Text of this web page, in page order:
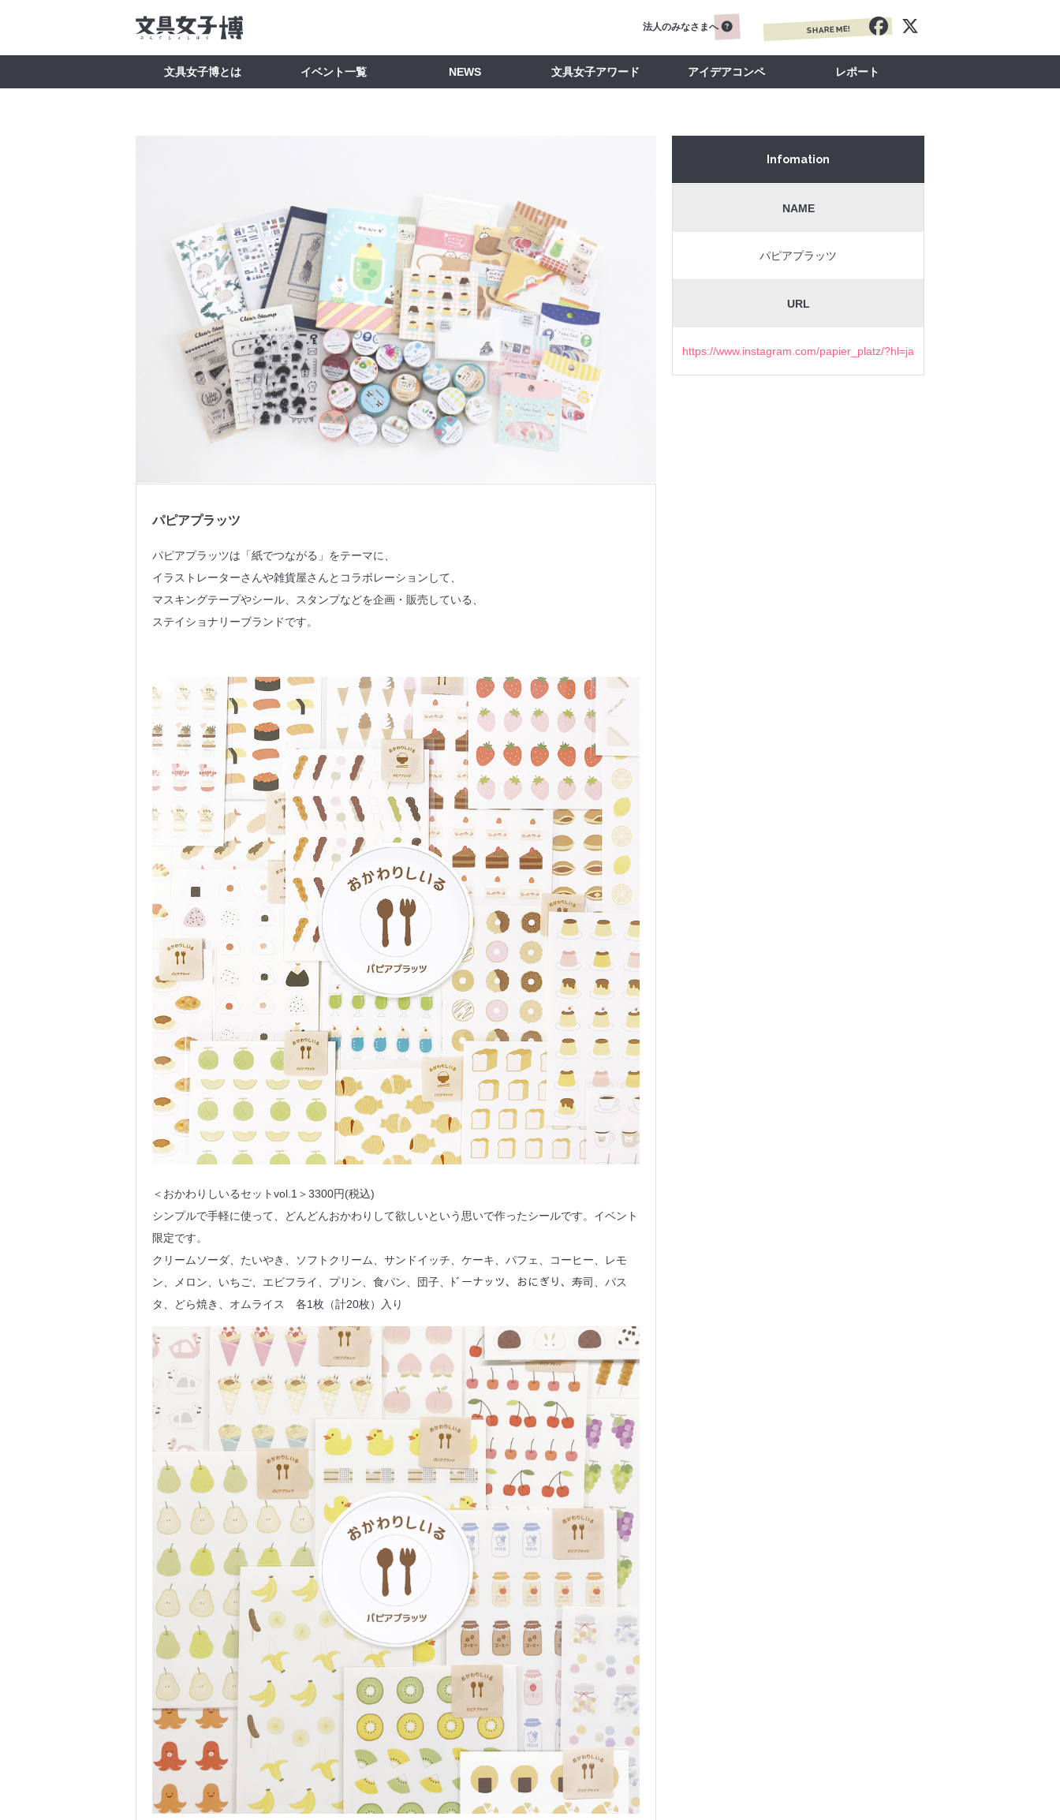
文具女子博とは イベント一覧 NEWS 文具女子アワード アイデアコンペ レポート
法人のみなさまへ SHARE ME!
パピアプラッツ
パピアプラッツは「紙でつながる」をテーマに、
イラストレーターさんや雑貨屋さんとコラボレーションして、
マスキングテープやシール、スタンプなどを企画・販売している、
ステイショナリーブランドです。
＜おかわりしいるセットvol.1＞3300円(税込)
シンプルで手軽に使って、どんどんおかわりして欲しいという思いで作ったシールです。イベント
限定です。
クリームソーダ、たいやき、ソフトクリーム、サンドイッチ、ケーキ、パフェ、コーヒー、レモ
ン、メロン、いちご、エビフライ、プリン、食パン、団子、ﾄﾞーナッツ、おにぎり、寿司、パス
タ、どら焼き、オムライス 各1枚（計20枚）入り
Infomation
NAME
パピアプラッツ
URL
https://www.instagram.com/papier_platz/?hl=ja